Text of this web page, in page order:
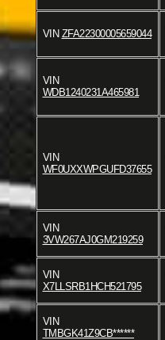
VIN ZFA22300005659044
VIN
WDB1240231A465981
VIN
WF0UXXWPGUFD37655
VIN
3VW267AJ0GM219259
VIN
X7LLSRB1HCH521795
VIN
TMBGK41Z9CB******